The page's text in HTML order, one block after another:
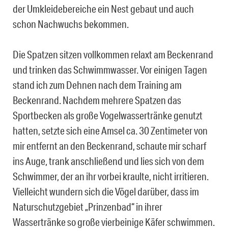
der Umkleidebereiche ein Nest gebaut und auch
schon Nachwuchs bekommen.
Die Spatzen sitzen vollkommen relaxt am Beckenrand
und trinken das Schwimmwasser. Vor einigen Tagen
stand ich zum Dehnen nach dem Training am
Beckenrand. Nachdem mehrere Spatzen das
Sportbecken als große Vogelwassertränke genutzt
hatten, setzte sich eine Amsel ca. 30 Zentimeter von
mir entfernt an den Beckenrand, schaute mir scharf
ins Auge, trank anschließend und lies sich von dem
Schwimmer, der an ihr vorbei kraulte, nicht irritieren.
Vielleicht wundern sich die Vögel darüber, dass im
Naturschutzgebiet „Prinzenbad“ in ihrer
Wassertränke so große vierbeinige Käfer schwimmen.